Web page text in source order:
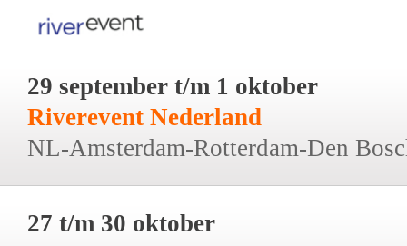
29 september t/m 1 oktober
Riverevent Nederland
NL-Amsterdam-Rotterdam-Den
27 t/m 30 oktober